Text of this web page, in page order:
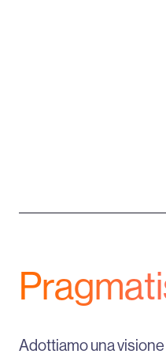
Adottiamo una visione